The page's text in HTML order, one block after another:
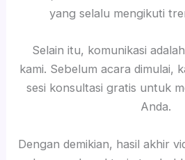
yang selalu mengikuti
Selain itu, komunikasi
kami. Sebelum acara dimulai,
sesi konsultasi gratis untuk
Anda.
Dengan demikian, hasil akhir